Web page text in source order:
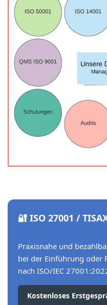
🔐 ISO 27001 /
Praxisnahe und
bei der Einführung oder
nach ISO/IEC
Kostenloses